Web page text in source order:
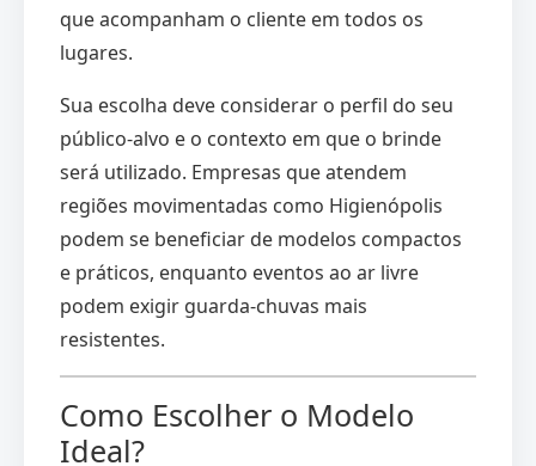
que acompanham o cliente em todos os
lugares.
Sua escolha deve considerar o perfil do seu
público-alvo e o contexto em que o brinde
será utilizado. Empresas que atendem
regiões movimentadas como Higienópolis
podem se beneficiar de modelos compactos
e práticos, enquanto eventos ao ar livre
podem exigir guarda-chuvas mais
resistentes.
Como Escolher o Modelo
Ideal?